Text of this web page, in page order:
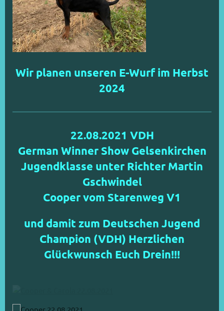
Wir planen unseren E-Wurf im Herbst
2024
22.08.2021 VDH
German Winner Show Gelsenkirchen
Jugendklasse unter Richter Martin
Gschwindel
Cooper vom Starenweg V1
und damit zum Deutschen Jugend
Champion (VDH) Herzlichen
Glückwunsch Euch Drein!!!